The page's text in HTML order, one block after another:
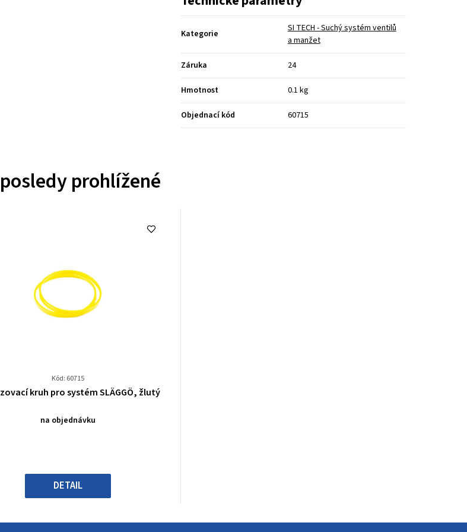
Kategorie
SI TECH - Suchý systém ventilů
a manžet
Záruka 24
Hmotnost 0.1 kg
Objednací kód 60715
prohlížené
Kód: 60715
Průměrné
produktu
5
hvězdiček.
kruh pro systém SLÄGGÖ, žlutý
na objednávku
DETAIL